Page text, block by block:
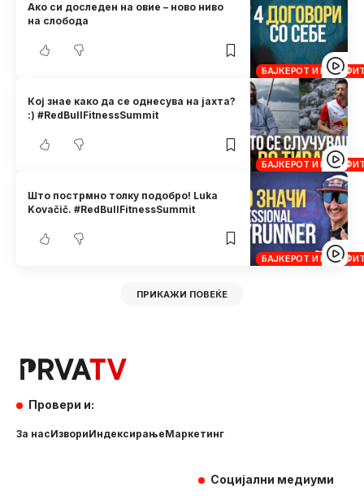
БАЈКЕРОТ И
Ако си доследен на овие – ново ниво
на слобода
БАЈКЕРОТ И
Кој знае како да се однесува на јахта?
:) #RedBullFitnessSummit
БАЈКЕРОТ И
Што пострмно толку подобро! Luka
Kovačič. #RedBullFitnessSummit
ПРИКАЖИ ПОВЕЌЕ
Провери и:
За насИзвориИндексирањеМаркетинг
Социјални медиуми